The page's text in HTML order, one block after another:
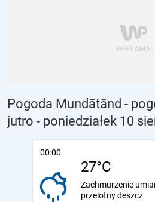
Pogoda Mundātānd -
jutro - poniedziałek 10
00:00
27°C
Zachmurzenie
przelotny deszcz